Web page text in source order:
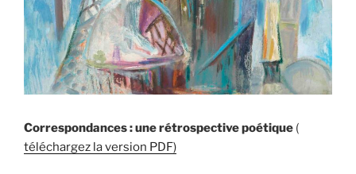
Correspondances : une rétrospective poétique (
téléchargez la version PDF)